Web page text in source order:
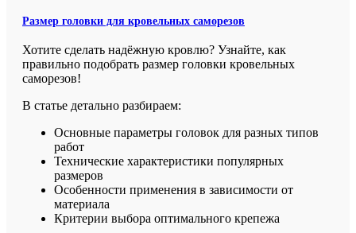
Размер головки для кровельных саморезов
Хотите сделать надёжную кровлю? Узнайте, как
правильно подобрать размер головки кровельных
саморезов!
В статье детально разбираем:
Основные параметры головок для разных типов
работ
Технические характеристики популярных
размеров
Особенности применения в зависимости от
материала
Критерии выбора оптимального крепежа